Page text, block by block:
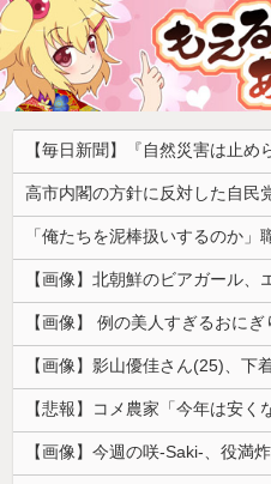
【画像】影山優佳さん(25)、下
【画像】今週の咲-Saki-、役満